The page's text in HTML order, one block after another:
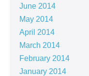
June 2014
May 2014
April 2014
March 2014
February 2014
January 2014